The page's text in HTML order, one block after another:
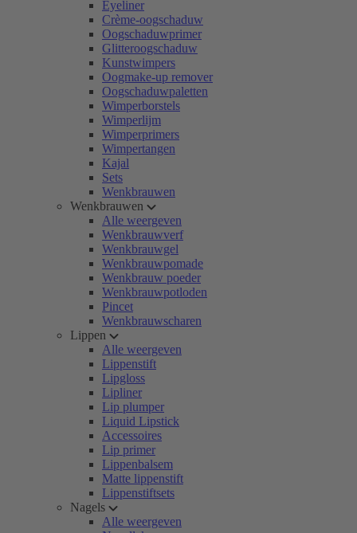
Eyeliner
Crème-oogschaduw
Oogschaduwprimer
Glitteroogschaduw
Kunstwimpers
Oogmake-up remover
Oogschaduwpaletten
Wimperborstels
Wimperlijm
Wimperprimers
Wimpertangen
Kajal
Sets
Wenkbrauwen
Wenkbrauwen
Alle weergeven
Wenkbrauwverf
Wenkbrauwgel
Wenkbrauwpomade
Wenkbrauw poeder
Wenkbrauwpotloden
Pincet
Wenkbrauwscharen
Lippen
Alle weergeven
Lippenstift
Lipgloss
Lipliner
Lip plumper
Liquid Lipstick
Accessoires
Lip primer
Lippenbalsem
Matte lippenstift
Lippenstiftsets
Nagels
Alle weergeven